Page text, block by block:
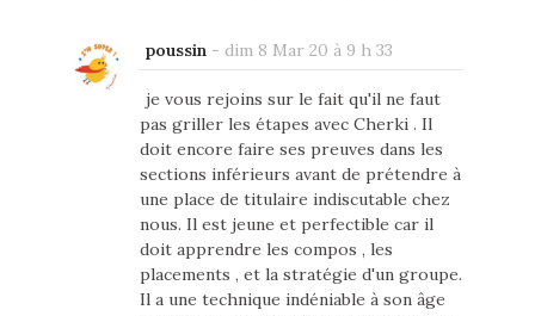
poussin - dim 8 Mar 20 à 9 h 33
je vous rejoins sur le fait qu'il ne faut
pas griller les étapes avec Cherki . Il
doit encore faire ses preuves dans les
sections inférieurs avant de prétendre à
une place de titulaire indiscutable chez
nous. Il est jeune et perfectible car il
doit apprendre les compos , les
placements , et la stratégie d'un groupe.
Il a une technique indéniable à son âge